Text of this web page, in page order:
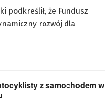
podkreślił, że Fundusz
rozwój dla
z samochodem w